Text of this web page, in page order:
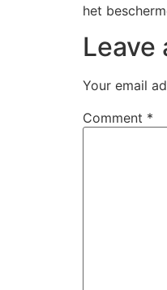
het
Leave
Your email
Comment *